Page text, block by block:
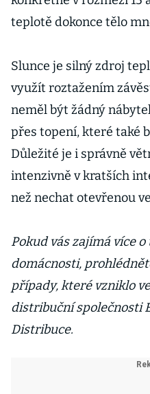
teplotě dokonce tělo
Slunce je silný zdroj
využít roztažením
neměl být žádný
přes topení, které také
Důležité je i správně
intenzivně v kratších
než nechat otevřenou
Pokud vás zajímá více
domácnosti,
případy, které vzniklo
distribuční společnosti
Distribuce.